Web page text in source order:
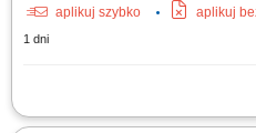
aplikuj szybko
aplikuj
1 dni
Zakres obowiązków: montaż